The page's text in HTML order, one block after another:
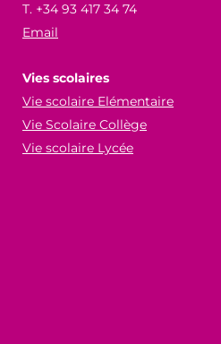
T. +34 93 417 34 74
Email
Vies scolaires
Vie scolaire Elémentaire
Vie Scolaire Collège
Vie scolaire Lycée